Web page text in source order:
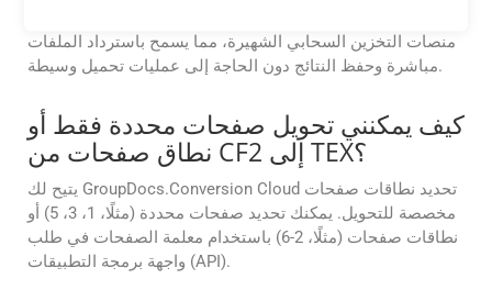
منصات التخزين السحابي الشهيرة، مما يسمح باسترداد الملفات
مباشرة وحفظ النتائج دون الحاجة إلى عمليات تحميل وسيطة.
كيف يمكنني تحويل صفحات محددة فقط أو
نطاق صفحات من CF2 إلى TEX؟
يتيح لك GroupDocs.Conversion Cloud تحديد نطاقات صفحات
مخصصة للتحويل. يمكنك تحديد صفحات محددة (مثلًا، 1، 3، 5) أو
نطاقات صفحات (مثلًا، 2-6) باستخدام معلمة الصفحات في طلب
واجهة برمجة التطبيقات (API).